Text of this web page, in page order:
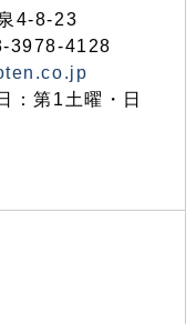
4-8-23
3978-4128
：第1土曜・日